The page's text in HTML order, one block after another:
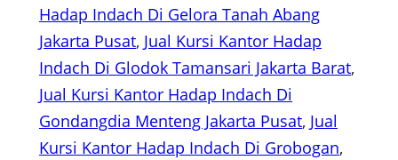
Hadap Indach Di Gelora Tanah Abang
Jakarta Pusat, Jual Kursi Kantor Hadap
Indach Di Glodok Tamansari Jakarta Barat
Jual Kursi Kantor Hadap Indach Di
Gondangdia Menteng Jakarta Pusat, Jual
Kursi Kantor Hadap Indach Di Grobogan